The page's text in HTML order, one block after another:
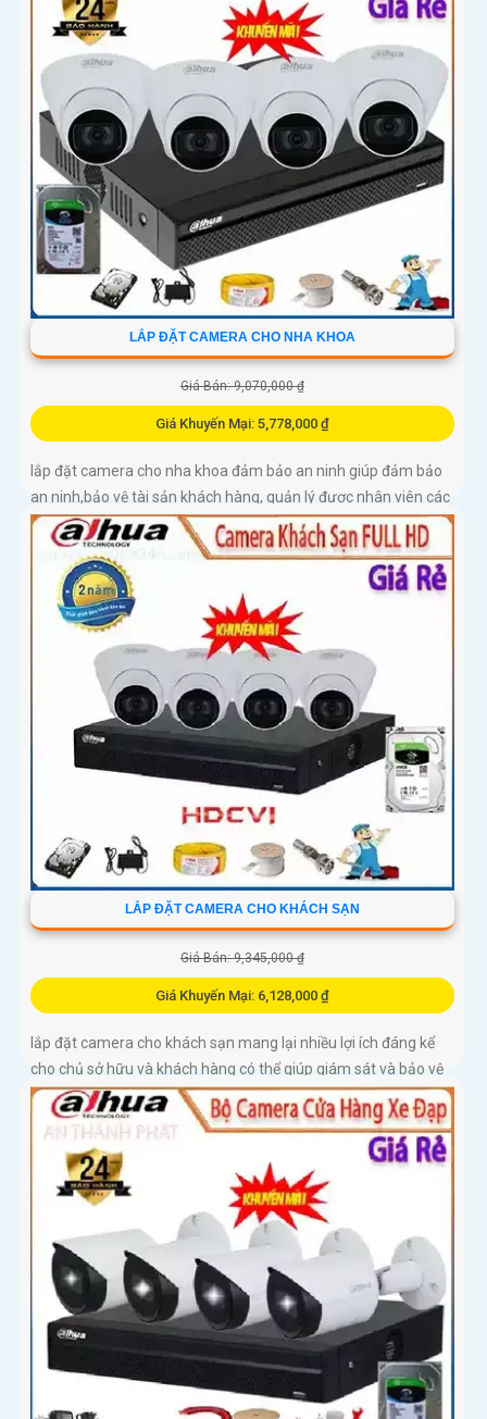
LẮP ĐẶT CAMERA CHO NHA KHOA
Giá Bán: 9,070,000 ₫
Giá Khuyến Mại: 5,778,000 ₫
lắp đặt camera cho nha khoa đảm bảo an ninh giúp đảm bảo
an ninh,bảo vệ tài sản khách hàng, quản lý được nhân viên các
y bác sĩ khám chữ bệnh cho khách hàng ngoài ra còn ngăn
chặn các vụ trộm cắp xảy ra ngoài ý muốn.
LẮP ĐẶT CAMERA CHO KHÁCH SẠN
Giá Bán: 9,345,000 ₫
Giá Khuyến Mại: 6,128,000 ₫
lắp đặt camera cho khách sạn mang lại nhiều lợi ích đáng kể
cho chủ sở hữu và khách hàng có thể giúp giám sát và bảo vệ
toàn diện tài sản của khách sạn, đồng thời đảm bảo an ninh
cho khách hàng trong quá trình lưu trú tại đây.